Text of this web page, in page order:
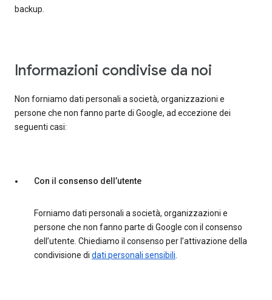
backup.
Informazioni condivise da noi
Non forniamo dati personali a società, organizzazioni e
persone che non fanno parte di Google, ad eccezione dei
seguenti casi:
Con il consenso dell’utente
Forniamo dati personali a società, organizzazioni e
persone che non fanno parte di Google con il consenso
dell’utente. Chiediamo il consenso per l’attivazione della
condivisione di dati personali sensibili.